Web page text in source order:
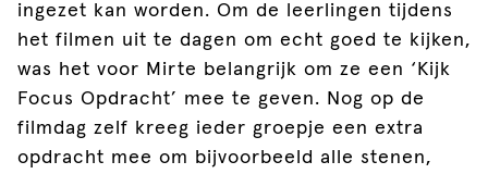
ingezet kan worden. Om de leerlingen tijdens
het filmen uit te dagen om echt goed te kijken,
was het voor Mirte belangrijk om ze een ‘Kijk
Focus Opdracht’ mee te geven. Nog op de
filmdag zelf kreeg ieder groepje een extra
opdracht mee om bijvoorbeeld alle stenen,